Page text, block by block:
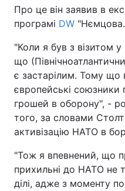
Про це він заявив в
програмі DW
"Коли я був з візитом у
що
є застарілим. Тому що
європейські союзники
грошей в оборону", -
того, за словами
активізацію НАТО в
"Тож я впевнений, що
прихильні до НАТО не
ділі, адже з моменту